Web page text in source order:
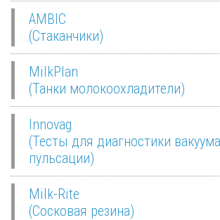
AMBIC
(Стаканчики)
MilkPlan
(Танки молокоохладители)
Innovag
(Тесты для диагностики
пульсации)
Milk-Rite
(Сосковая резина)